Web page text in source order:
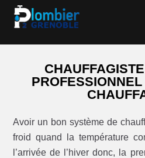
Avoir un bon système de
froid quand la température
l’arrivée de l’hiver donc, la